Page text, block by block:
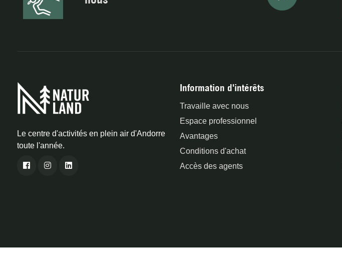
Le centre d'activités en plein air d'Andorre
toute l'année.
Information d'intérêts
Travaille avec nous
Espace professionnel
Avantages
Conditions d'achat
Accès des agents